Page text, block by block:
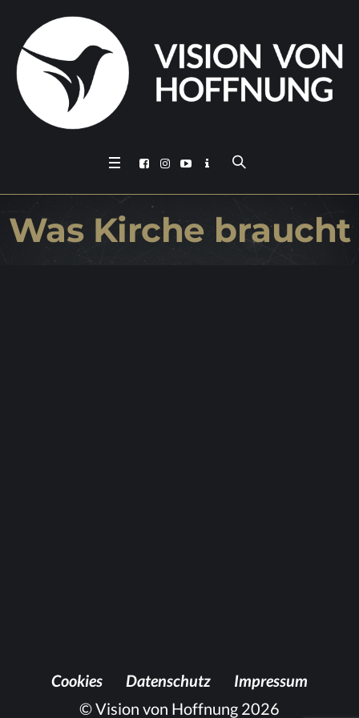
Was Kir­che braucht
Coo­kies Da­ten­schutz
Im­pres­sum
© Vision von Hoffnung 2026